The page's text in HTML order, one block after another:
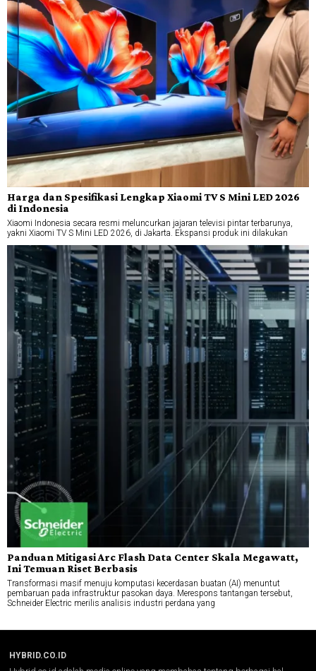
Harga dan Spesifikasi Lengkap Xiaomi TV S Mini LED 2026
di Indonesia
Xiaomi Indonesia secara resmi meluncurkan jajaran televisi pintar terbarunya,
yakni Xiaomi TV S Mini LED 2026, di Jakarta. Ekspansi produk ini dilakukan
Panduan Mitigasi Arc Flash Data Center Skala Megawatt,
Ini Temuan Riset Berbasis
Transformasi masif menuju komputasi kecerdasan buatan (AI) menuntut
pembaruan pada infrastruktur pasokan daya. Merespons tantangan tersebut,
Schneider Electric merilis analisis industri perdana yang
HYBRID.CO.ID